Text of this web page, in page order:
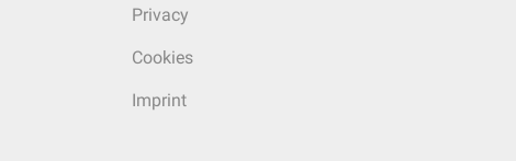
Privacy
Cookies
Imprint